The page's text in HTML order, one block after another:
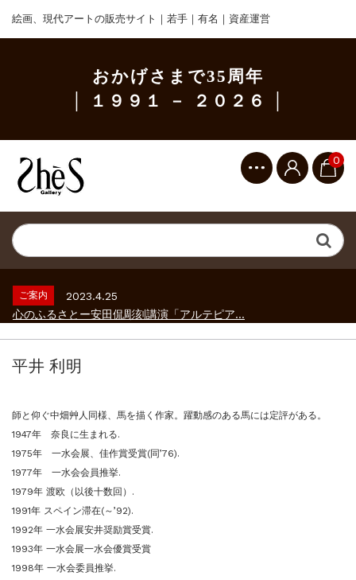
絵画、現代アートの販売サイト｜若手｜有名｜資産運営
おかげさまで35周年
│ １９９１ － ２０２６ │
0
ご案内
2023.2.25
ギャラリーシーズ「秋の美術散歩 京都・大...
ご案内
砂澤ビッキ展 －砂澤ビッキの生きた時代－...
ご案内
2023.4.25
心のふるさとー安田侃彫刻講演「アルテピア...
ご案内
2026.2.17
心のふるさとー安田侃彫刻講演「アルテピア...
ご案内
2023.2.25
ギャラリーシーズ「秋の美術散歩 京都・大...
平井 利明
師と仰ぐ中畑艸人同様、馬を描く作家。躍動感のある馬には定評がある。
1947年 奈良に生まれる.
1975年 一水会展、佳作賞受賞(同’76).
1977年 一水会会員推挙.
1979年 渡欧（以後十数回）.
1991年 スペイン滞在(～’92).
1992年 一水会展安井奨励賞受賞.
1993年 一水会展一水会優賞受賞
1998年 一水会委員推挙.